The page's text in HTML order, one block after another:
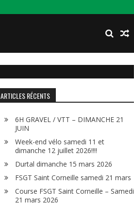
ARTICLES RÉCENTS
6H GRAVEL / VTT – DIMANCHE 21
JUIN
Week-end vélo samedi 11 et
dimanche 12 juillet 2026!!!!
Durtal dimanche 15 mars 2026
FSGT Saint Corneille samedi 21 mars
Course FSGT Saint Corneille – Samedi
21 mars 2026